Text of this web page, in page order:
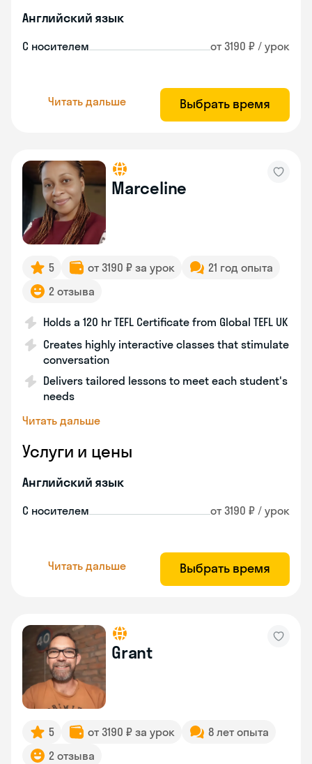
Английский язык
С носителем от 3190 ₽ / урок
Читать дальше Выбрать время
Marceline
5 от 3190 ₽ за урок
21 год опыта
2 отзыва
Holds a 120 hr TEFL Certificate from Global TEFL UK
Creates highly interactive classes that stimulate
conversation
Delivers tailored lessons to meet each student's
needs
Читать дальше
Услуги и цены
Английский язык
С носителем от 3190 ₽ / урок
Читать дальше Выбрать время
Grant
5 от 3190 ₽ за урок
8 лет опыта
2 отзыва